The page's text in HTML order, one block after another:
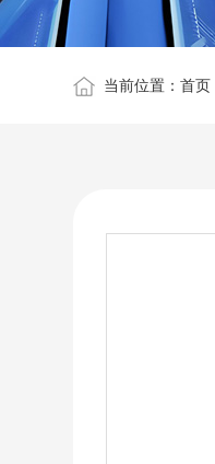
当前位置：首页